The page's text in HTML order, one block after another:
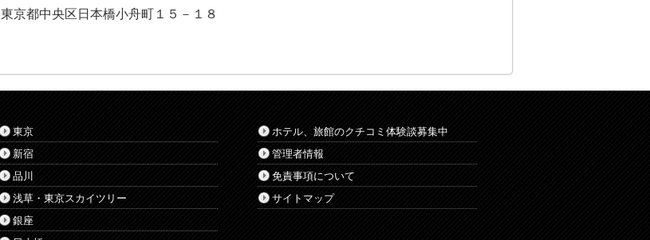
東京都中央区日本橋小舟町１５－１８
東京
新宿
品川
浅草・東京スカイツリー
銀座
ホテル、旅館のクチコミ体験談募集中
管理者情報
免責事項について
サイトマップ